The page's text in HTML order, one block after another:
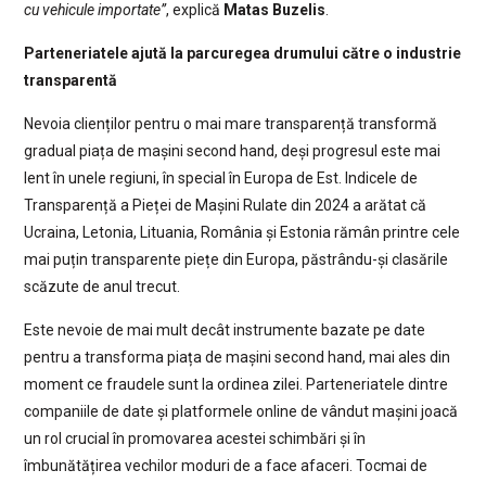
cu vehicule importate”, explică Matas Buzelis
Parteneriatele ajută la parcuregea drumului către o industrie
transparentă
Nevoia clienților pentru o mai mare transparență transformă
gradual piața de mașini second hand, deși progresul este mai
lent în unele regiuni, în special în Europa de Est. Indicele de
Transparență a Pieței de Mașini Rulate din 2024 a arătat că
Ucraina, Letonia, Lituania, România și Estonia rămân printre cele
mai puțin transparente piețe din Europa, păstrându-și clasările
scăzute de anul trecut.
Este nevoie de mai mult decât instrumente bazate pe date
pentru a transforma piața de mașini second hand, mai ales din
moment ce fraudele sunt la ordinea zilei. Parteneriatele dintre
companiile de date și platformele online de vândut mașini joacă
un rol crucial în promovarea acestei schimbări și în
îmbunătățirea vechilor moduri de a face afaceri. Tocmai de